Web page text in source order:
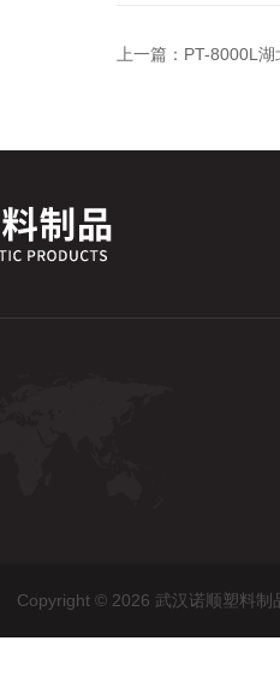
上一篇： PT-8000L
Copyright © 2026 武汉诺顺塑料